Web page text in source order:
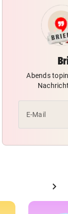
Abends
E-Mail
chevron_right